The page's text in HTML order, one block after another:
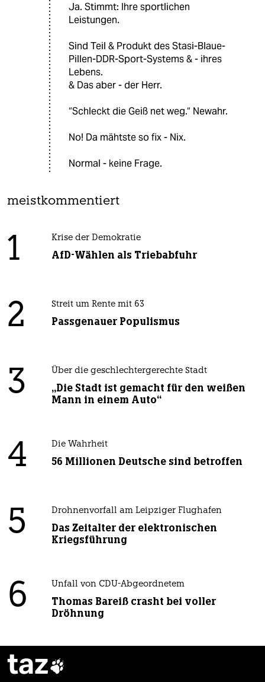
Ja. Stimmt: Ihre sportlichen
Leistungen.
Sind Teil & Produkt des Stasi-Blaue-
Pillen-DDR-Sport-Systems & - ihres
Lebens.
& Das aber - der Herr.
“Schleckt die Geiß net weg.“ Newahr.
No! Da mähtste so fix - Nix.
Normal - keine Frage.
meistkommentiert
1 Krise der Demokratie
AfD-Wählen als Triebabfuhr
2 Streit um Rente mit 63
Passgenauer Populismus
3 Über die geschlechtergerechte Stadt
„Die Stadt ist gemacht für den weißen
Mann in einem Auto“
4 Die Wahrheit
56 Millionen Deutsche sind betroffen
5 Drohnenvorfall am Leipziger Flughafen
Das Zeitalter der elektronischen
Kriegsführung
6 Unfall von CDU-Abgeordnetem
Thomas Bareiß crasht bei voller
Dröhnung
taz